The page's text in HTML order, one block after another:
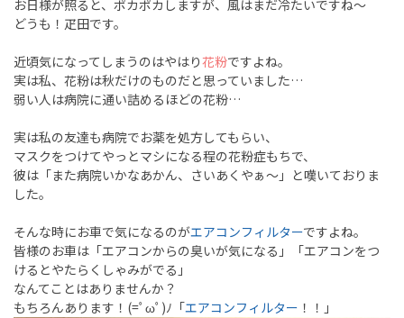
お日様が照ると、ポカポカしますが、風はまだ冷たいですね～
どうも！疋田です。
近頃気になってしまうのはやはり花粉ですよね。
実は私、花粉は秋だけのものだと思っていました…
弱い人は病院に通い詰めるほどの花粉…
実は私の友達も病院でお薬を処方してもらい、
マスクをつけてやっとマシになる程の花粉症もちで、
彼は「また病院いかなあかん、さいあくやぁ～」と嘆いておりま
した。
そんな時にお車で気になるのがエアコンフィルターですよね。
皆様のお車は「エアコンからの臭いが気になる」「エアコンをつ
けるとやたらくしゃみがでる」
なんてことはありませんか？
もちろんあります！(=ﾟωﾟ)ﾉ「エアコンフィルター ！！」